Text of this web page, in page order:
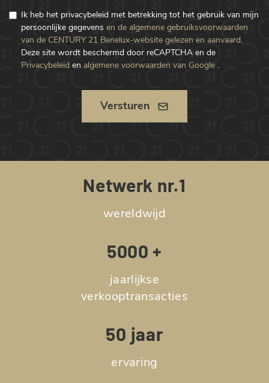
Ik heb het privacybeleid met betrekking tot het gebruik van mijn
persoonlijke gegevens en de algemene gebruiksvoorwaarden
van de CENTURY 21 Benelux-website gelezen en aanvaard.
Deze site wordt beschermd door reCAPTCHA en de
Privacybeleid en algemene voorwaarden van Google .
Versturen
Netwerk nr.1
wereldwijd
5000 +
jaarlijkse
verkooptransacties
50 jaar
ervaring